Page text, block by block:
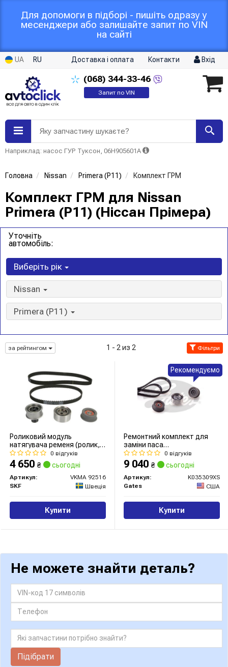
Для допомоги в підборі - пишіть одразу у
месенджери або залишайте запит по VIN
на сайті
UA RU Доставка і оплата Контакти Вхід
(068) 344-33-46
Запит по VIN
Яку запчастину шукаєте?
Наприклад: насос ГУР Туксон, 06H905601A
Головна Nissan Primera (P11) Комплект ГРМ
Комплект ГРМ для Nissan
Primera (P11) (Ніссан Прімера)
Уточніть
автомобіль:
Виберіть рік
Nissan
Primera (P11)
за рейтингом 1 - 2 из 2 Фільтри
Роликовий модуль
натягувача ременя (ролик,
ремінь)
0 відгуків
4 650 ₴ сьогодні
Артикул:
VKMA 92516
SKF
Швеція
Купити
Ремонтний комплект для
заміни паса
газорозподільчого
механізму
0 відгуків
9 040 ₴ сьогодні
Артикул:
K035309XS
Gates
США
Купити
Рекомендуємо
Не можете знайти деталь?
Підібрати